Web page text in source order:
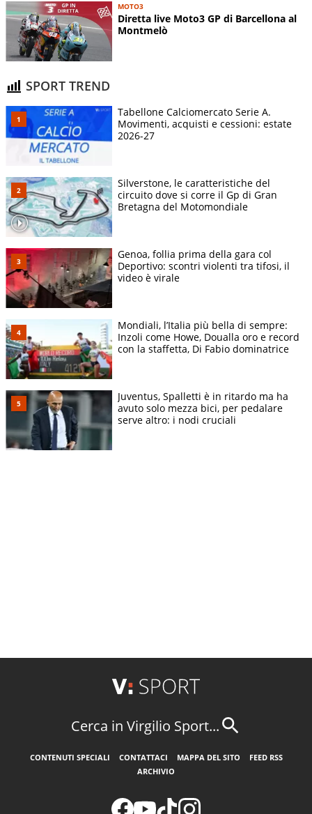
MOTO3
Diretta live Moto3 GP di Barcellona al
Montmelò
SPORT TREND
Tabellone Calciomercato Serie A.
Movimenti, acquisti e cessioni: estate
2026-27
Silverstone, le caratteristiche del
circuito dove si corre il Gp di Gran
Bretagna del Motomondiale
Genoa, follia prima della gara col
Deportivo: scontri violenti tra tifosi, il
video è virale
Mondiali, l’Italia più bella di sempre:
Inzoli come Howe, Doualla oro e record
con la staffetta, Di Fabio dominatrice
Juventus, Spalletti è in ritardo ma ha
avuto solo mezza bici, per pedalare
serve altro: i nodi cruciali
Cerca in Virgilio Sport...
CONTENUTI SPECIALI CONTATTACI MAPPA DEL SITO
FEED RSS
ARCHIVIO